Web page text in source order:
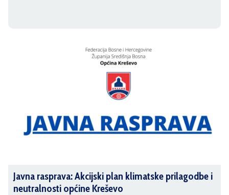
Javna rasprava: Akcijski plan klimatske prilagodbe i
neutralnosti općine Kreševo